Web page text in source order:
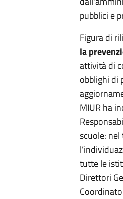
pubblici e
Figura di
la
attività di
obblighi di
MIUR ha
scuole:
tutte le
Direttori